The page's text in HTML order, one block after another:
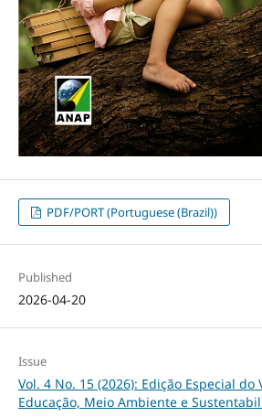
PDF/PORT (Portuguese (Brazil))
Published
2026-04-20
Issue
Vol. 4 No. 15 (2026): Edição Especial do
Educação, Meio Ambiente e